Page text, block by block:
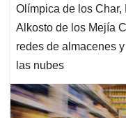
Olímpica de los
Alkosto de los Mejía
redes de almacenes
las nubes